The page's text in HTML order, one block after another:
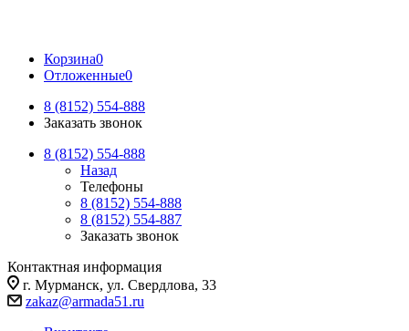
Корзина0
Отложенные0
8 (8152) 554-888
Заказать звонок
8 (8152) 554-888
Назад
Телефоны
8 (8152) 554-888
8 (8152) 554-887
Заказать звонок
Контактная информация
г. Мурманск, ул. Свердлова, 33
zakaz@armada51.ru